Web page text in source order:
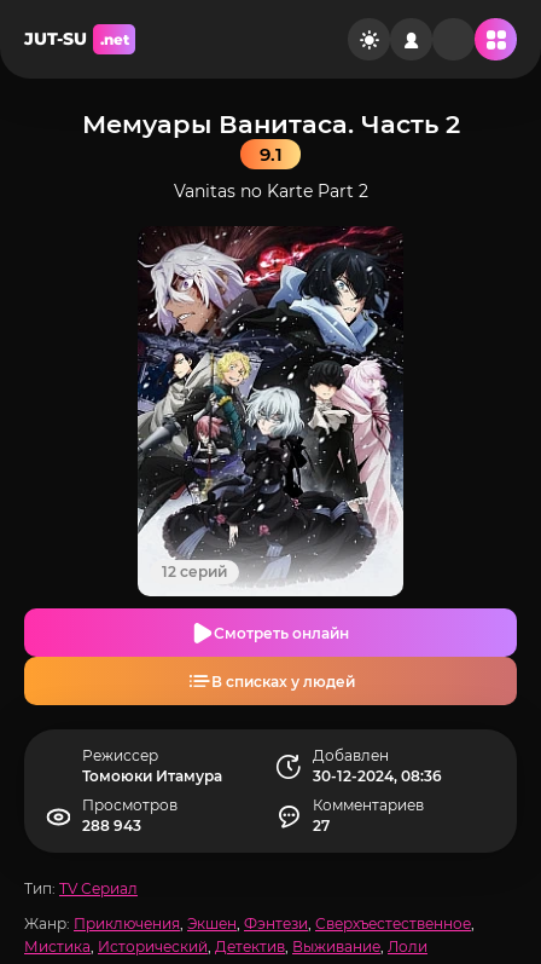
JUT-SU .net
Мемуары Ванитаса. Часть 2
9.1
Vanitas no Karte Part 2
12 серий
Смотреть онлайн
В списках у людей
Режиссер
Томоюки Итамура
Добавлен
30-12-2024, 08:36
Просмотров
288 943
Комментариев
27
Тип: TV Сериал
Жанр: Приключения, Экшен, Фэнтези, Сверхъестественное,
Мистика, Исторический, Детектив, Выживание, Лоли